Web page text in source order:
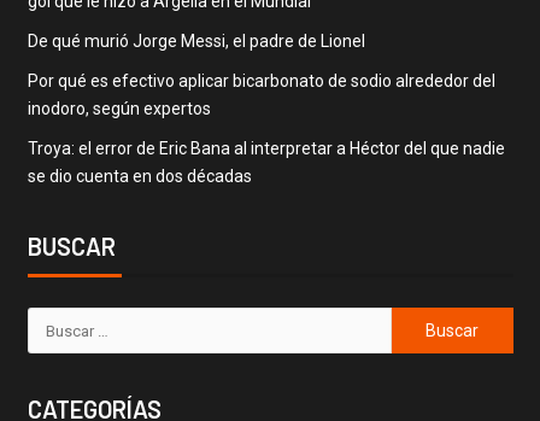
De qué murió Jorge Messi, el padre de Lionel
Por qué es efectivo aplicar bicarbonato de sodio alrededor del
inodoro, según expertos
Troya: el error de Eric Bana al interpretar a Héctor del que nadie
se dio cuenta en dos décadas
BUSCAR
CATEGORÍAS